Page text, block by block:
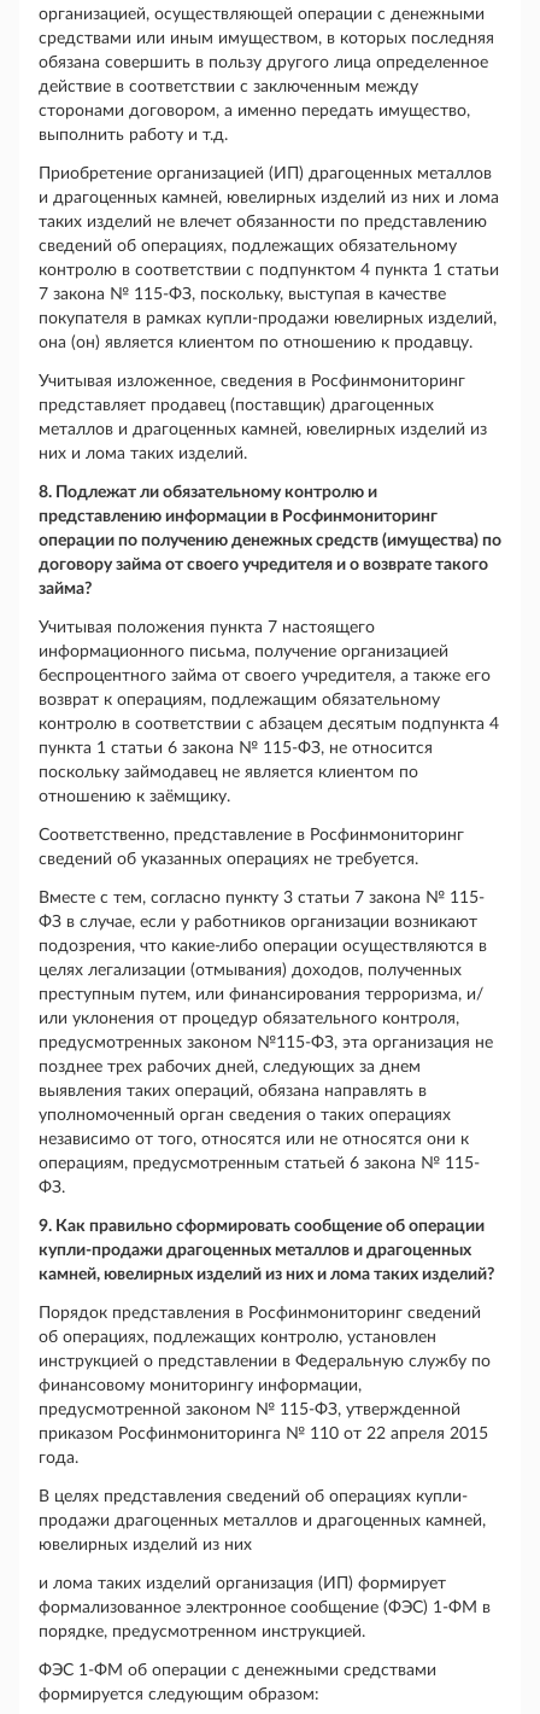
организацией, осуществляющей операции с денежными
средствами или иным имуществом, в которых последняя
обязана совершить в пользу другого лица определенное
действие в соответствии с заключенным между
сторонами договором, а именно передать имущество,
выполнить работу и т.д.
Приобретение организацией (ИП) драгоценных металлов
и драгоценных камней, ювелирных изделий из них и лома
таких изделий не влечет обязанности по представлению
сведений об операциях, подлежащих обязательному
контролю в соответствии с подпунктом 4 пункта 1 статьи
7 закона № 115-ФЗ, поскольку, выступая в качестве
покупателя в рамках купли-продажи ювелирных изделий,
она (он) является клиентом по отношению к продавцу.
Учитывая изложенное, сведения в Росфинмониторинг
представляет продавец (поставщик) драгоценных
металлов и драгоценных камней, ювелирных изделий из
них и лома таких изделий.
8. Подлежат ли обязательному контролю и
представлению информации в Росфинмониторинг
операции по получению денежных средств (имущества) по
договору займа от своего учредителя и о возврате такого
займа?
Учитывая положения пункта 7 настоящего
информационного письма, получение организацией
беспроцентного займа от своего учредителя, а также его
возврат к операциям, подлежащим обязательному
контролю в соответствии с абзацем десятым подпункта 4
пункта 1 статьи 6 закона № 115-ФЗ, не относится
поскольку займодавец не является клиентом по
отношению к заёмщику.
Соответственно, представление в Росфинмониторинг
сведений об указанных операциях не требуется.
Вместе с тем, согласно пункту 3 статьи 7 закона № 115-
ФЗ в случае, если у работников организации возникают
подозрения, что какие-либо операции осуществляются в
целях легализации (отмывания) доходов, полученных
преступным путем, или финансирования терроризма, и/
или уклонения от процедур обязательного контроля,
предусмотренных законом №115-ФЗ, эта организация не
позднее трех рабочих дней, следующих за днем
выявления таких операций, обязана направлять в
уполномоченный орган сведения о таких операциях
независимо от того, относятся или не относятся они к
операциям, предусмотренным статьей 6 закона № 115-
ФЗ.
9. Как правильно сформировать сообщение об операции
купли-продажи драгоценных металлов и драгоценных
камней, ювелирных изделий из них и лома таких изделий?
Порядок представления в Росфинмониторинг сведений
об операциях, подлежащих контролю, установлен
инструкцией о представлении в Федеральную службу по
финансовому мониторингу информации,
предусмотренной законом № 115-ФЗ, утвержденной
приказом Росфинмониторинга № 110 от 22 апреля 2015
года.
В целях представления сведений об операциях купли-
продажи драгоценных металлов и драгоценных камней,
ювелирных изделий из них
и лома таких изделий организация (ИП) формирует
формализованное электронное сообщение (ФЭС) 1-ФМ в
порядке, предусмотренном инструкцией.
ФЭС 1-ФМ об операции с денежными средствами
формируется следующим образом: